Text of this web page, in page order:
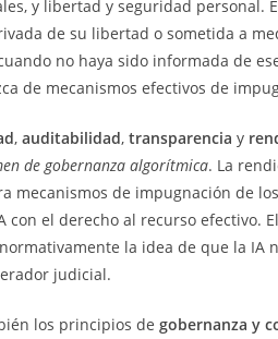
y libertad y seguridad personal.
de su libertad o sometida a
no haya sido informada de
de mecanismos efectivos de
, auditabilidad, transparencia y
de gobernanza algorítmica. La
mecanismos de impugnación de
con el derecho al recurso efectivo.
la idea de que la IA
judicial.
los principios de gobernanza y